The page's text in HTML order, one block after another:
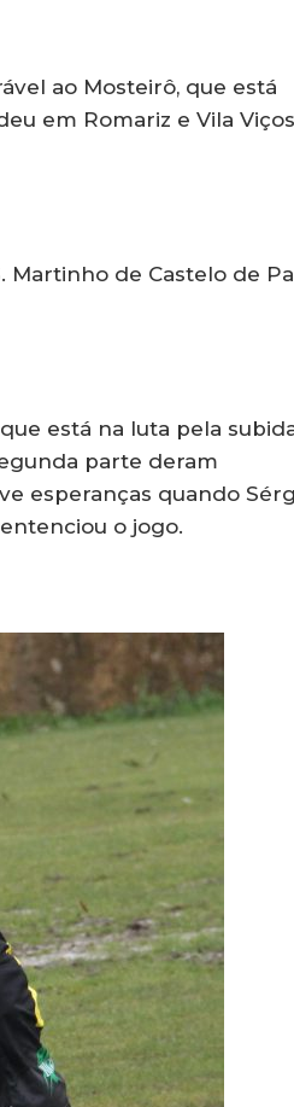
ao Mosteirô, que está
em Romariz e Vila
Martinho de Castelo de
está na luta pela
parte deram
esperanças quando
o jogo.